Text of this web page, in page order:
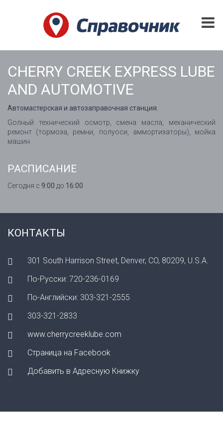
CHERRY CREEK EXPRESS LUBE
AND AUTOMOTIVE
Автомастерская и автозаправочная станция.
Gолный технический осмотр, смена масла, механический
ремонт (тормоза, ремни, полуоси, аммортизаторы), мойка
машин.
РАСПИСАНИЕ
Сегодня с 9:00 до 16:00
КОНТАКТЫ
301 South Harrison Street, Denver, CO, 80209, U.S.A.
По-Русски: 720-236-0169
По-Английски: 303-321-2555
303-321-2833
www.cherrycreeklube.com
Страница на Facebook
Добавить в Адресную Книжку